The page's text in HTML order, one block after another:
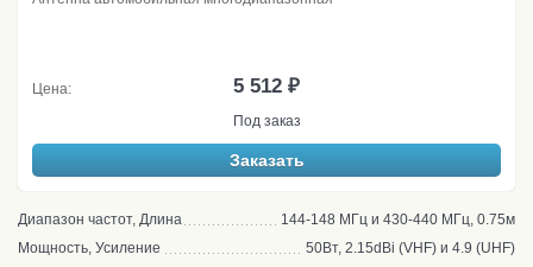
Цена: 5 512 ₽
Под заказ
Заказать
Диапазон частот, Длина
144-148 МГц и 430-440 МГц, 0.75м
Мощность, Усиление
50Вт, 2.15dBi (VHF) и 4.9 (UHF)